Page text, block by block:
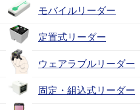
モバイルリーダー
定置式リーダー
ウェアラブルリーダー
固定・組込式リーダー